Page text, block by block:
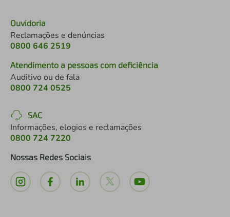
Ouvidoria
Reclamações e denúncias
0800 646 2519
Atendimento a pessoas com deficiência
Auditivo ou de fala
0800 724 0525
SAC
Informações, elogios e reclamações
0800 724 7220
Nossas Redes Sociais